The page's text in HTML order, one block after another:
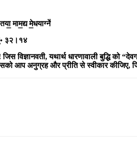
माम॒द्य मे॒धयाग्ने॑
३२।१४
जिस विज्ञानवती, यथार्थ धारणावाली बुद्धि को
आप अनुग्रह और प्रीति से स्वीकार कीजिए,